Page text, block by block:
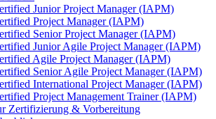
Junior Project Manager (IAPM)
Project Manager (IAPM)
Senior Project Manager (IAPM)
Junior Agile Project Manager (IAPM)
Agile Project Manager (IAPM)
Senior Agile Project Manager (IAPM)
International Project Manager (IAPM)
Project Management Trainer (IAPM)
Zertifizierung & Vorbereitung